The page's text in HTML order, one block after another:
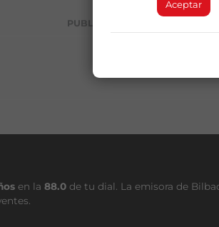
PUBLICIDAD
en la 88.0 de tu dial. La emisora de
Aceptar